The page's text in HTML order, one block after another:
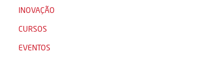
INOVAÇÃO
CURSOS
EVENTOS